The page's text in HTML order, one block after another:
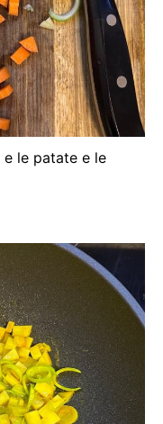
le patate e le